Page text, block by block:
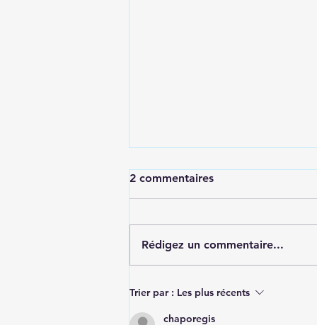
GPS open source pour
fonctionnalités expliquées
2 commentaires
Rédigez un commentaire...
Trier par : Les plus récents
chaporegis